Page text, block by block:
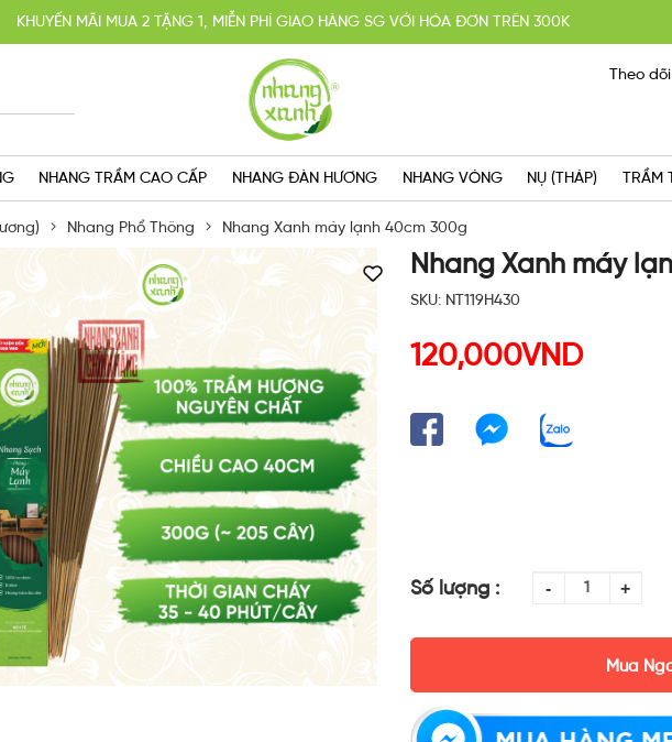
KHUYẾN MÃI MUA 2 TẶNG 1, MIỄN PHÍ GIAO HÀNG SG VỚI HÓA ĐƠN TRÊN 300K
GIAO HÀNG CẤP TỐC TRONG NGÀY
HOÀN TIỀN 100% KHI SẢN PHẨM KHÔNG ĐÚNG CAM KẾT
Theo
NHANG TRẦM CAO CẤP NHANG ĐÀN HƯƠNG NHANG VÒNG NỤ (THÁP) TRẦM
Nhang Phổ Thông Nhang Xanh máy lạnh 40cm 300g
Nhang Xanh máy
SKU: NT119H430
120,000VND
Số lượng : +
-
Mua